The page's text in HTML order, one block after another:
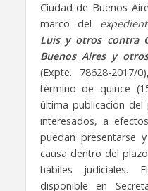
Ciudad de Buenos
marco del
Luis y otros contra
Buenos Aires y
(Expte. 78628-
término de quince
última publicación
interesados, a
puedan presentarse
causa dentro del
hábiles judiciales.
disponible en